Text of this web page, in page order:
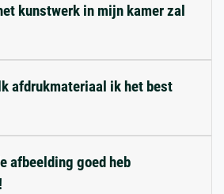
kunstwerk in mijn kamer zal
afdrukmateriaal ik het best
afbeelding goed heb